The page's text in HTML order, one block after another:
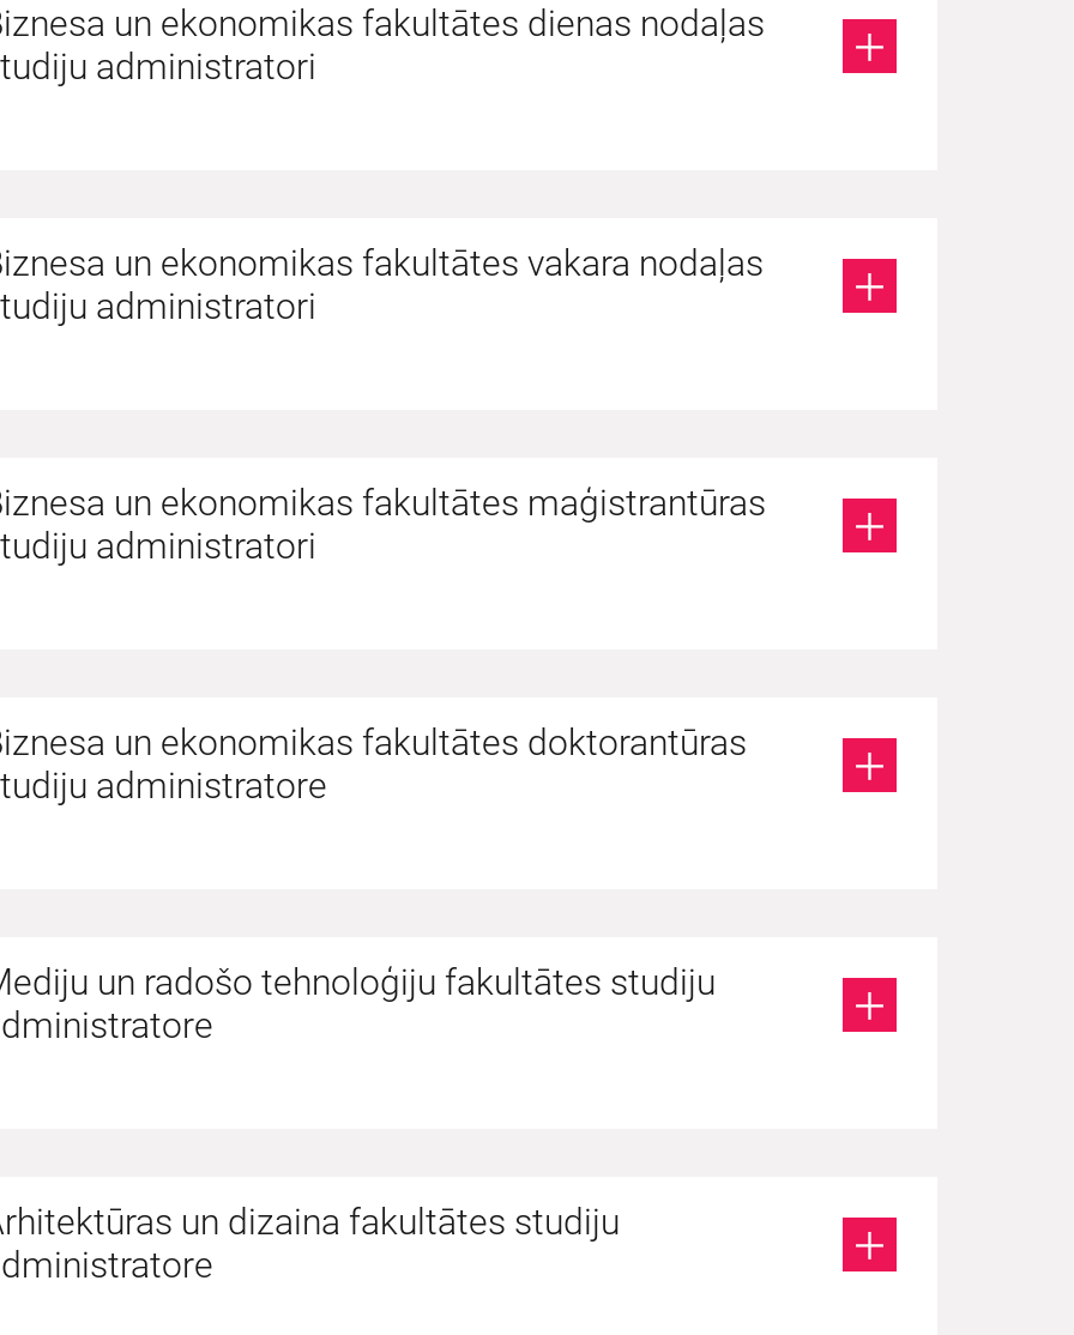
un ekonomikas fakultātes dienas nodaļas
administratori
un ekonomikas fakultātes vakara nodaļas
administratori
un ekonomikas fakultātes maģistrantūras
administratori
un ekonomikas fakultātes doktorantūras
administratore
un radošo tehnoloģiju fakultātes studiju
un dizaina fakultātes studiju